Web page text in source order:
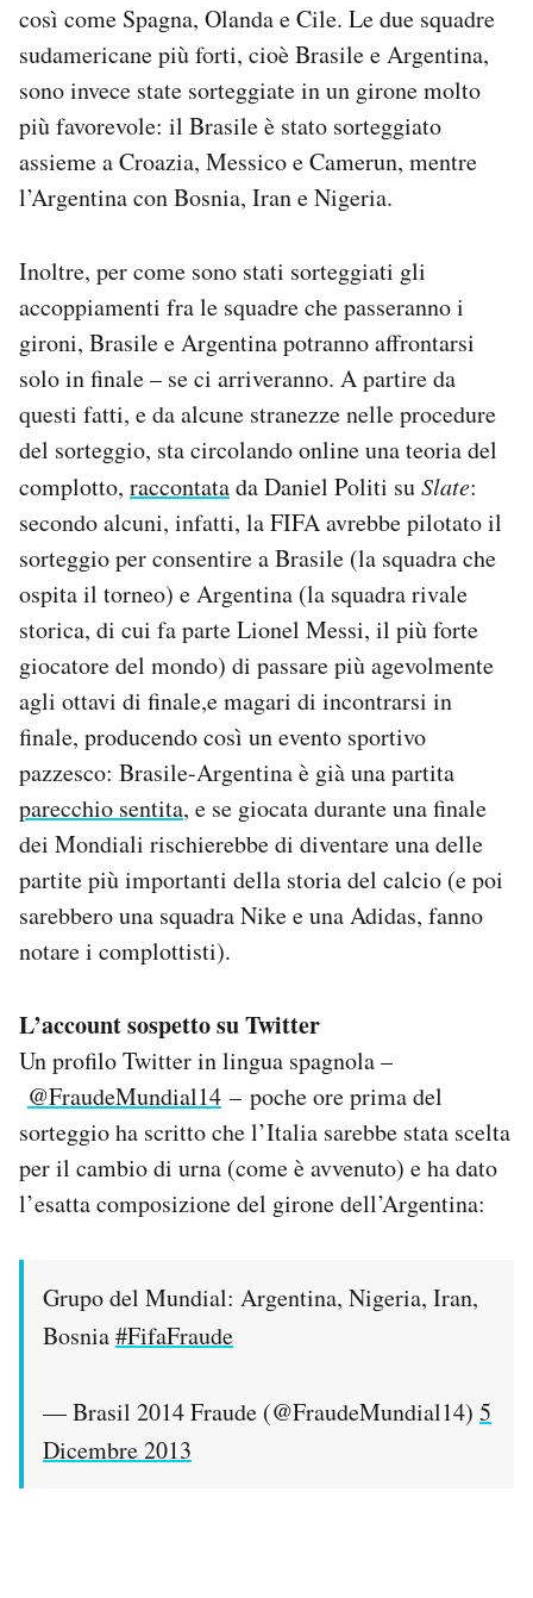
Notifiche mobile
Regala il Post
così come Spagna, Olanda e Cile. Le due squadre
sudamericane più forti, cioè Brasile e Argentina,
sono invece state sorteggiate in un girone molto
più favorevole: il Brasile è stato sorteggiato
assieme a Croazia, Messico e Camerun, mentre
l’Argentina con Bosnia, Iran e Nigeria.
Inoltre, per come sono stati sorteggiati gli
accoppiamenti fra le squadre che passeranno i
gironi, Brasile e Argentina potranno affrontarsi
solo in finale – se ci arriveranno. A partire da
questi fatti, e da alcune stranezze nelle procedure
del sorteggio, sta circolando online una teoria del
complotto, raccontatada Daniel Politi suSlate:
secondo alcuni, infatti, la FIFA avrebbe pilotato il
sorteggio per consentire a Brasile (la squadra che
ospita il torneo) e Argentina (la squadra rivale
storica, di cui fa parte Lionel Messi, il più forte
giocatore del mondo) di passare più agevolmente
agli ottavi di finale,e magari di incontrarsi in
finale, producendo così un evento sportivo
pazzesco: Brasile-Argentina è già una partita
parecchio sentita, e se giocata durante una finale
dei Mondiali rischierebbe di diventare una delle
partite più importanti della storia del calcio (e poi
sarebbero una squadra Nike e una Adidas, fanno
notare i complottisti).
L’account sospetto su Twitter
Un profilo Twitter in lingua spagnola –
@FraudeMundial14 – poche ore prima del
sorteggio ha scritto che l’Italia sarebbe stata scelta
per il cambio di urna (come è avvenuto) e ha dato
l’esatta composizione del girone dell’Argentina:
Grupo del Mundial: Argentina, Nigeria, Iran,
Bosnia#FifaFraude
— Brasil 2014 Fraude (@FraudeMundial14) 5
Dicembre 2013